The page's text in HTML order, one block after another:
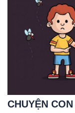
CHUYỆN